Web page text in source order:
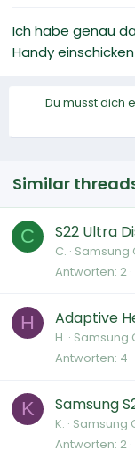
Ich habe genau
Handy einschicken
Du musst dich
Similar
C S22 Ultra
C. Samsung
Antworten 2
H Adaptive
H. Samsung
Antworten 4
K Samsung
K. Samsung
Antworten 2